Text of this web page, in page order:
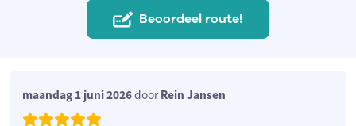
Beoordeel route!
maandag 1 juni 2026doorRein Jansen